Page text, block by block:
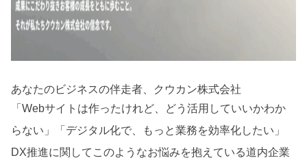
あなたのビジネスの伴走者、クウカン株式会社
「Webサイトは作ったけれど、どう活用していいかわか
らない」「デジタル化で、もっと業務を効率化したい」
DX推進に関してこのようなお悩みを抱えている道内企業